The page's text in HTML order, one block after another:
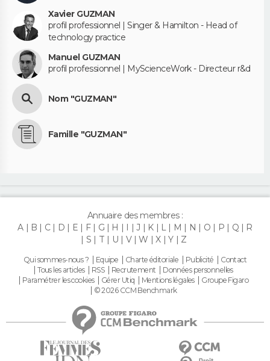
Xavier GUZMAN
profil professionnel | Singer & Hamilton - Head of
technology practice
Manuel GUZMAN
profil professionnel | MyScienceWork - Directeur r&d
Nom "GUZMAN"
Famille "GUZMAN"
Annuaire des membres :
A
B C D E F G H I J K L M N O P Q
R
S
T U V W X Y Z
Qui sommes-nous ? Equipe Charte éditoriale Publicité
Contact
Tous les articles
RSS Recrutement
Données personnelles
Paramétrer les cookies
Gérer Utiq Mentions légales
Groupe Figaro
© 2026 CCM Benchmark